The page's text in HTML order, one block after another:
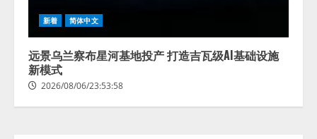
新着 简体中文
远景乌兰察布星河基地投产 打造吉瓦级AI基础设施
新模式
2026/08/06/23:53:58
2026/08/06/14:54:31
トフォーム「QueryPie AIP」を提
供開始
レアラ、『AIはどの法律事務所を